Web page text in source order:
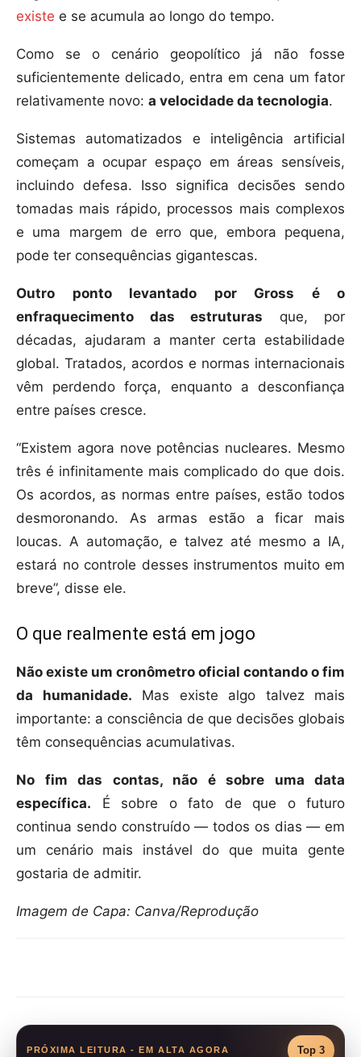
existe e se acumula ao longo do tempo.
Como se o cenário geopolítico já não fosse
suficientemente delicado, entra em cena um fator
relativamente novo: a velocidade da tecnologia.
Sistemas automatizados e inteligência artificial
começam a ocupar espaço em áreas sensíveis,
incluindo defesa. Isso significa decisões sendo
tomadas mais rápido, processos mais complexos
e uma margem de erro que, embora pequena,
pode ter consequências gigantescas.
Outro ponto levantado por Gross é o
enfraquecimento das estruturas que, por
décadas, ajudaram a manter certa estabilidade
global. Tratados, acordos e normas internacionais
vêm perdendo força, enquanto a desconfiança
entre países cresce.
“Existem agora nove potências nucleares. Mesmo
três é infinitamente mais complicado do que dois.
Os acordos, as normas entre países, estão todos
desmoronando. As armas estão a ficar mais
loucas. A automação, e talvez até mesmo a IA,
estará no controle desses instrumentos muito em
breve”, disse ele.
O que realmente está em jogo
Não existe um cronômetro oficial contando o fim
da humanidade. Mas existe algo talvez mais
importante: a consciência de que decisões globais
têm consequências acumulativas.
No fim das contas, não é sobre uma data
específica. É sobre o fato de que o futuro
continua sendo construído — todos os dias — em
um cenário mais instável do que muita gente
gostaria de admitir.
Imagem de Capa: Canva/Reprodução
PRÓXIMA LEITURA - EM ALTA AGORA Top 3